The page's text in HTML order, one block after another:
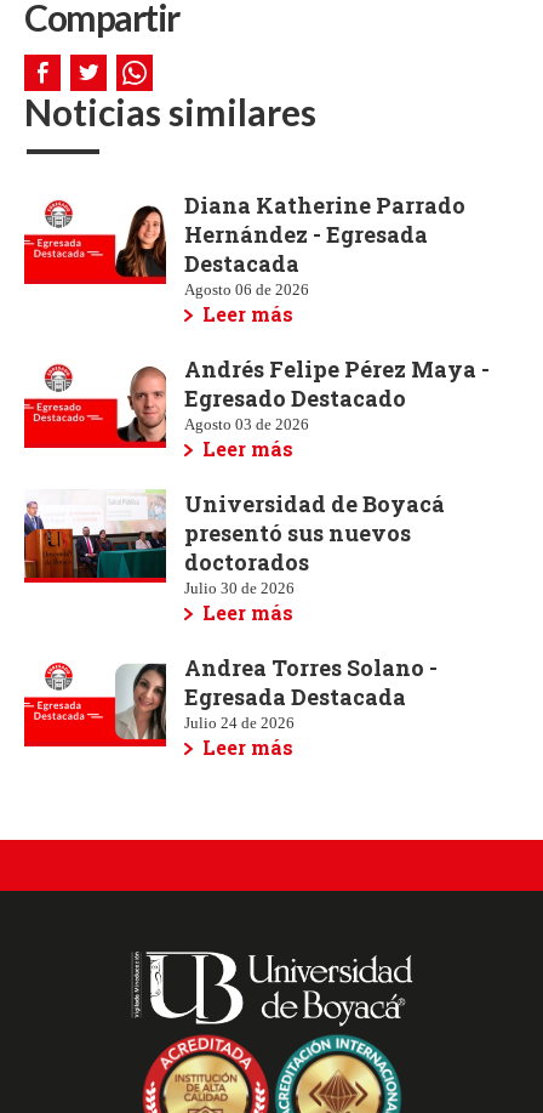
Compartir
Noticias similares
Diana Katherine Parrado
Hernández - Egresada
Destacada
Agosto 06 de 2026
Leer más
Andrés Felipe Pérez Maya -
Egresado Destacado
Agosto 03 de 2026
Leer más
Universidad de Boyacá
presentó sus nuevos
doctorados
Julio 30 de 2026
Leer más
Andrea Torres Solano -
Egresada Destacada
Julio 24 de 2026
Leer más